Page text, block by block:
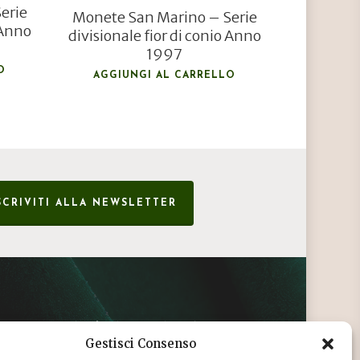
Gestisci Consenso
Monete San Marino – Serie
divisionale fior di conio Anno
1997
AGGIUNGI AL CARRELLO
ALLA NEWSLETTER